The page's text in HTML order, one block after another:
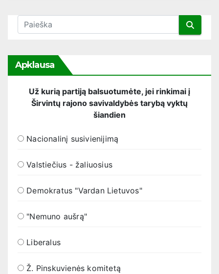
Apklausa
Už kurią partiją balsuotumėte, jei rinkimai į
Širvintų rajono savivaldybės tarybą vyktų
šiandien
Nacionalinį susivienijimą
Valstiečius - žaliuosius
Demokratus "Vardan Lietuvos"
"Nemuno aušrą"
Liberalus
Ž. Pinskuvienės komitetą